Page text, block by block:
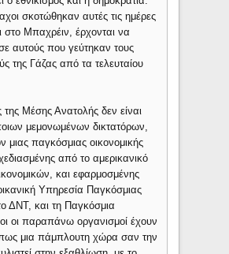
σκοτώθηκαν αυτές τις ημέρες
στο Μπαχρέιν, έρχονται να
αυτούς που γεύτηκαν τους
της Γάζας από τα τελευταίου
της Μέσης Ανατολής δεν είναι
μεμονωμένων δικτατόρων,
μιας παγκόσμιας οικονομικής
από το αμερικανικό
και εφαρμοσμένης
Υπηρεσία Παγκόσμιας
ΔΝΤ, και τη Παγκόσμια
οι παραπάνω οργανισμοί έχουν
πως μια πάμπλουτη χώρα σαν την